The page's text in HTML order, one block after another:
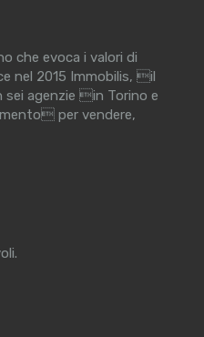
che evoca i valori di
nel 2015 Immobilis, il
sei agenzie in Torino e
per vendere,